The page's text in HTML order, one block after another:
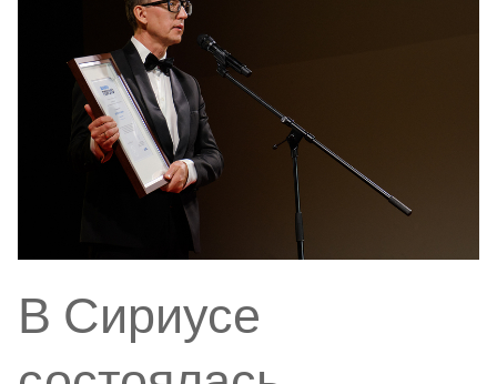
В Сириусе